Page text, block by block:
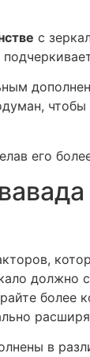
с
его
должно
в